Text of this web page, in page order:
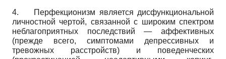
4.
Перфекционизм является дисфункциональной
личностной чертой, связанной с широким спектром
неблагоприятных последствий — аффективных
(прежде всего, симптомами депрессивных и
тревожных расстройств) и поведенческих